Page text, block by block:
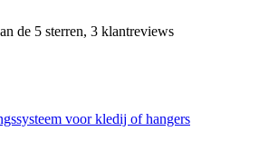
de 5 sterren, 3 klantreviews
voor kledij of hangers